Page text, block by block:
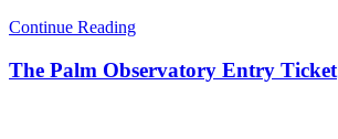
Continue Reading
The Palm Observatory Entry Ticket